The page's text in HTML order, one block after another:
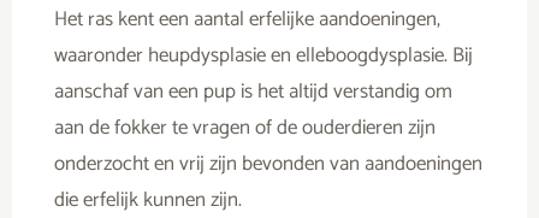
Het ras kent een aantal erfelijke aandoeningen,
waaronder heupdysplasie en elleboogdysplasie. Bij
aanschaf van een pup is het altijd verstandig om
aan de fokker te vragen of de ouderdieren zijn
onderzocht en vrij zijn bevonden van aandoeningen
die erfelijk kunnen zijn.